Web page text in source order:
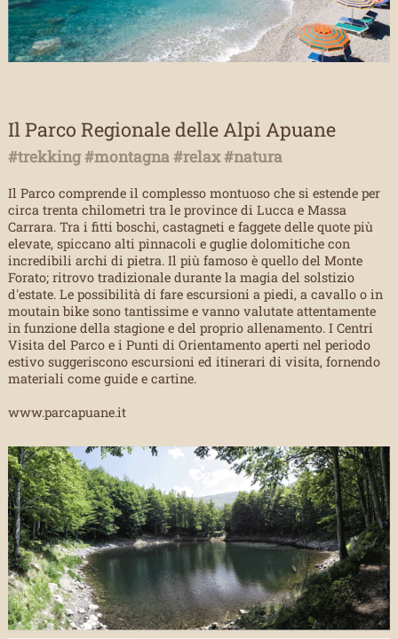
Il Parco Regionale delle Alpi Apuane
#trekking #montagna #relax #natura
Il Parco comprende il complesso montuoso che si estende per
circa trenta chilometri tra le province di Lucca e Massa
Carrara. Tra i fitti boschi, castagneti e faggete delle quote più
elevate, spiccano alti pinnacoli e guglie dolomitiche con
incredibili archi di pietra. Il più famoso è quello del Monte
Forato; ritrovo tradizionale durante la magia del solstizio
d'estate. Le possibilità di fare escursioni a piedi, a cavallo o in
moutain bike sono tantissime e vanno valutate attentamente
in funzione della stagione e del proprio allenamento. I Centri
Visita del Parco e i Punti di Orientamento aperti nel periodo
estivo suggeriscono escursioni ed itinerari di visita, fornendo
materiali come guide e cartine.
www.parcapuane.it